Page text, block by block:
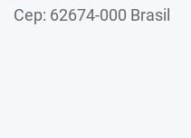
Cep: 62674-000 Brasil